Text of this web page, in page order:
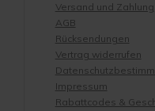
Versand und Zahlung
AGB
Rücksendungen
Vertrag widerrufen
Impressum
Rabattcodes &